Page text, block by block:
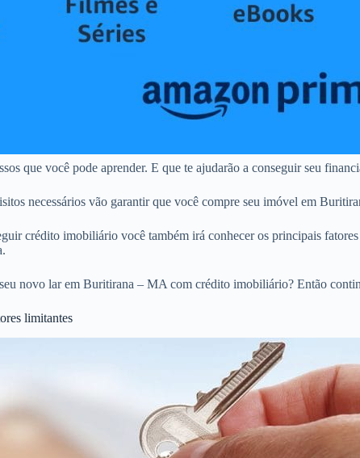
que você pode aprender. E que te ajudarão a conseguir seu
necessários vão garantir que você compre seu imóvel em
crédito imobiliário você também irá conhecer os principais
novo lar em Buritirana – MA com crédito imobiliário? Então
limitantes